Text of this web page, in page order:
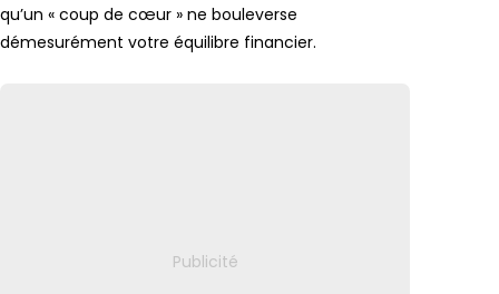
qu’un « coup de cœur » ne bouleverse
démesurément votre équilibre financier.